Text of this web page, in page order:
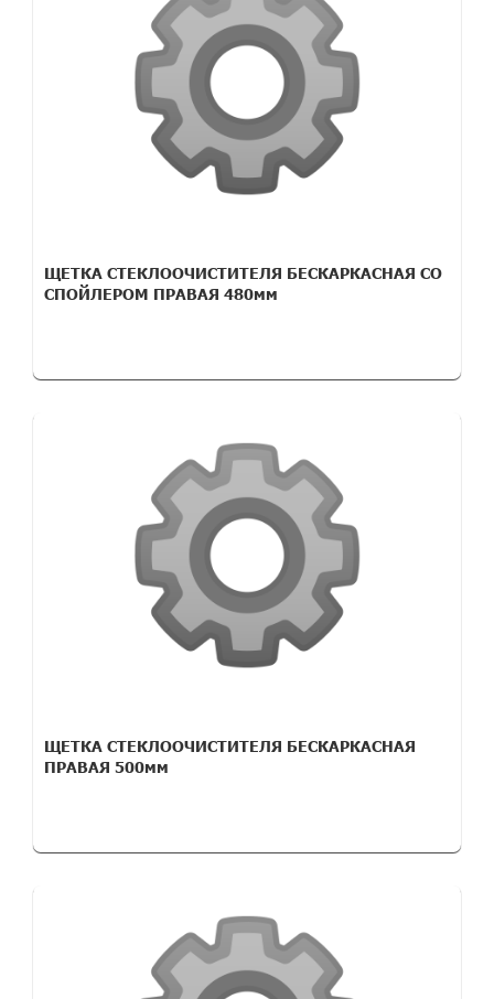
ЩЕТКА СТЕКЛООЧИСТИТЕЛЯ БЕСКАРКАСНАЯ СО
СПОЙЛЕРОМ ПРАВАЯ 480мм
ЩЕТКА СТЕКЛООЧИСТИТЕЛЯ БЕСКАРКАСНАЯ
ПРАВАЯ 500мм